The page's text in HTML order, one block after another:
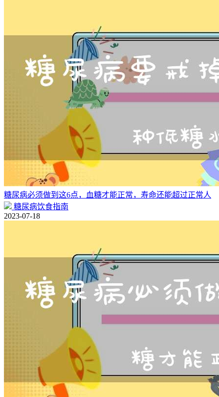
糖尿病必须做到这6点，血糖才能正常，寿命还能超过正常人
糖尿病饮食指南
2023-07-18